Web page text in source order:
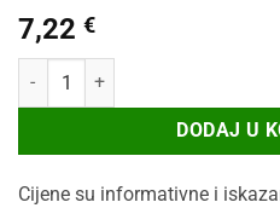
7,22 €
PROFI LINE POSUDA PET
DODAJ U
Cijene su informativne i